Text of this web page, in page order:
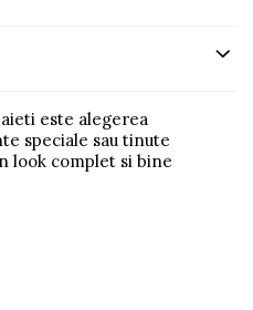
este alegerea
speciale sau tinute
look complet si bine